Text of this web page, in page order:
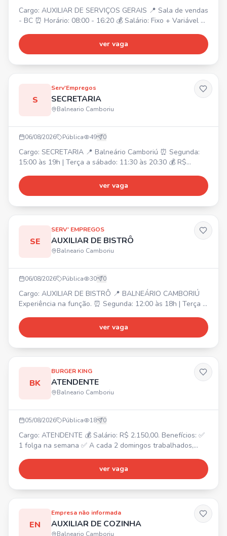
Cargo: AUXILIAR DE SERVIÇOS GERAIS 📍 Sala de vendas
- BC ⏰ Horário: 08:00 - 16:20 💰 Salário: Fixo + Variável 🎁
Saúde e Odontológico.
ver vaga
S
Serv'Empregos
SECRETARIA
Balneario Camboriu
06/08/2026 Pública 49 0
Cargo: SECRETARIA 📍 Balneário Camboriú ⏰ Segunda:
15:00 às 19h | Terça a sábado: 11:30 às 20:30 💰 R$
Atividades: Atendimento ao público presencial e online,
caixa, auxílio para um bom andamento do salão, cuidado
ver vaga
SE
SERV' EMPREGOS
AUXILIAR DE BISTRÔ
Balneario Camboriu
06/08/2026 Pública 30 0
Cargo: AUXILIAR DE BISTRÔ 📍 BALNEÁRIO CAMBORIÚ
Experiência na função. ⏰ Segunda: 12:00 às 18h | Terça a
Alimentação + Hora Extra Atividades: Auxílio e
atendimento a cliente, atendimento na cozinha, preparo
ver vaga
BK
BURGER KING
ATENDENTE
Balneario Camboriu
05/08/2026 Pública 18 0
Cargo: ATENDENTE 💰 Salário: R$ 2.150,00. Benefícios: ✅
1 folga na semana ✅ A cada 2 domingos trabalhados,
Farmácia São João ✅ Gympass ✅ Convênio com SESC ✅
Refeição no local ✅ VT caso deseje ✅ Hora extra paga
ver vaga
EN
Empresa não informada
AUXILIAR DE COZINHA
Balneario Camboriu